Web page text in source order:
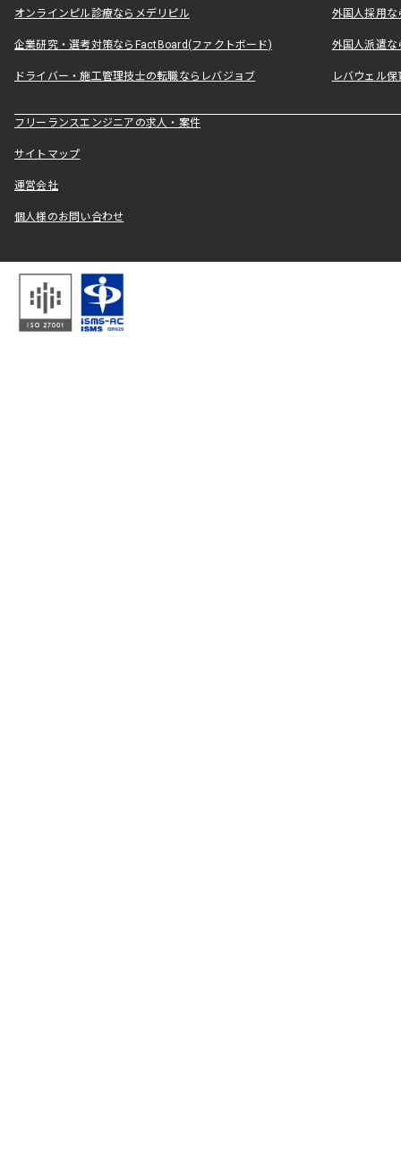
オンラインピル診療ならメデリピル 外国人採用
企業研究・選考対策ならFactBoard(ファクトボード) 外国人派遣な
ドライバー・施工管理技士の転職ならレバジョブ レバウェル
フリーランスエンジニアの求人・案件
サイトマップ
運営会社
個人様のお問い合わせ